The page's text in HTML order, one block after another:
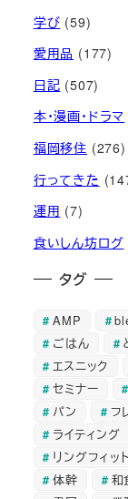
学び (59)
愛用品 (177)
日記 (507)
本・漫画・ドラマ
福岡移住 (276)
行ってきた
運用 (7)
食いしん坊ログ
タグ
AMP
ごはん
エスニック
セミナー
パン
フ
ライティング
リングフィッ
体幹
和